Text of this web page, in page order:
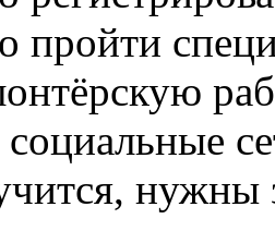
пройти
нужны